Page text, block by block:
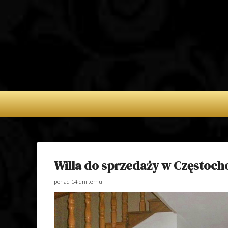
NA
SPRZEDAŻ –
Willa do sprzedaży w
ponad 14 dni temu